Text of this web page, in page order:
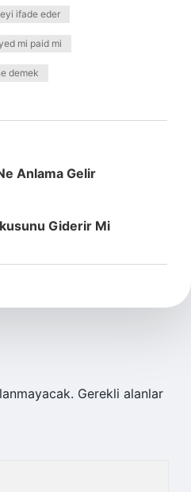
ifade eder
mi paid mi
demek
Anlama Gelir
Giderir Mi
Gerekli alanlar